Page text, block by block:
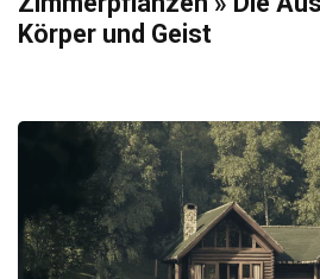
Körper und Geist